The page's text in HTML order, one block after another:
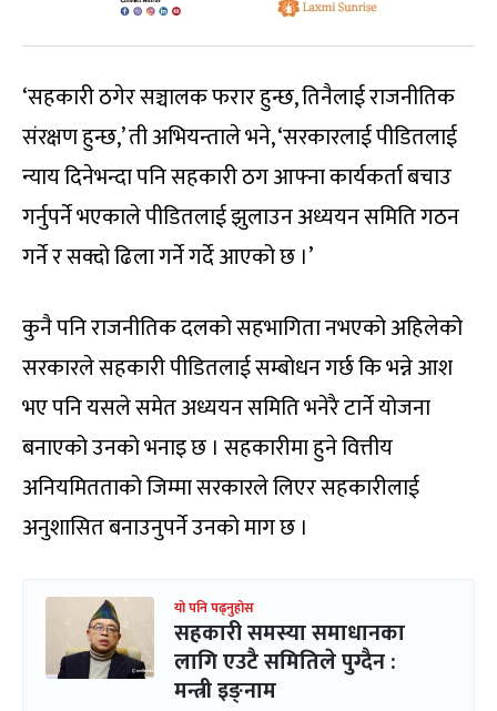
‘सहकारी ठगेर सञ्चालक फरार हुन्छ, तिनैलाई राजनीतिक
संरक्षण हुन्छ,’ ती अभियन्ताले भने, ‘सरकारलाई पीडितलाई
न्याय दिनेभन्दा पनि सहकारी ठग आफ्ना कार्यकर्ता बचाउ
गर्नुपर्ने भएकाले पीडितलाई झुलाउन अध्ययन समिति गठन
गर्ने र सक्दो ढिला गर्ने गर्दे आएको छ ।’
कुनै पनि राजनीतिक दलको सहभागिता नभएको अहिलेको
सरकारले सहकारी पीडितलाई सम्बोधन गर्छ कि भन्ने आश
भए पनि यसले समेत अध्ययन समिति भनेरै टार्ने योजना
बनाएको उनको भनाइ छ । सहकारीमा हुने वित्तीय
अनियमितताको जिम्मा सरकारले लिएर सहकारीलाई
अनुशासित बनाउनुपर्ने उनको माग छ ।
यो पनि पढ्नुहोस
सहकारी समस्या समाधानका
लागि एउटै समितिले पुग्दैन :
मन्त्री इङ्नाम